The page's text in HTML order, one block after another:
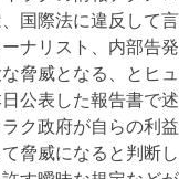
国際法に違反して
ナリスト、内部告
脅威となる、とヒ
公表した報告書で
ク政府が自らの利
脅威になると判断